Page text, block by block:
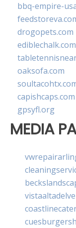
bbq-empire-
drogopets.com
ediblechalk.com
oaksofa.com
capishcaps.com
gpsyfl.org
MEDIA